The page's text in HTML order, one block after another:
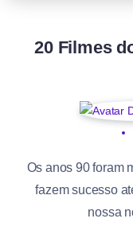
20 Filmes
Os anos 90 foram
fazem sucesso
nossa